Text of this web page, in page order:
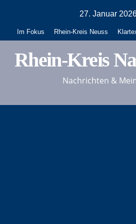
springen
27. Januar
Im Fokus Rhein-Kreis Neuss
Rhein-Kreis
Nachrichten &